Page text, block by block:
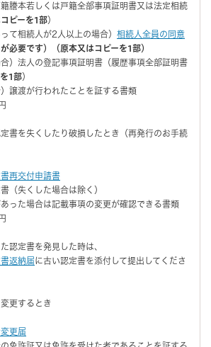
謄本若しくは戸籍全部事項証明書又は法定相続
ピーを1部）
て相続人が2人以上の場合） 相続人全員の同意
必要です）（原本又はコピーを1部）
）法人の登記事項証明書（履歴事項全部証明書
1部）
譲渡が行われたことを証する書類
書を失くしたり破損したとき（再発行のお手続
再交付申請書
（失くした場合は除く）
った場合は記載事項の変更が確認できる書類
定書を発見した時は、
返納届に古い認定書を添付して提出してくださ
更するとき
更届